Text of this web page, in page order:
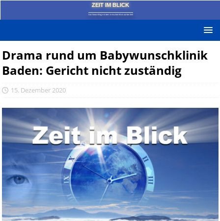
ZEIT IM BLICK
Das News-Blog mit dem kritischen Blick auf die Zeit!
Drama rund um Babywunschklinik
Baden: Gericht nicht zuständig
15. Dezember 2020